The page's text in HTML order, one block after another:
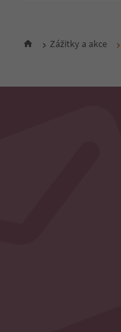
Zážitky a akce